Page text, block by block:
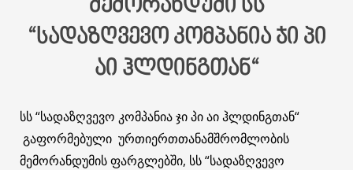
ᲙᲕᲚᲔᲕᲐ
ᲡᲐᲔᲠᲗᲐᲨᲝᲠᲘᲡᲝ
ᲡᲢᲣᲓᲔᲜᲢᲣᲠᲘ ᲪᲮᲝᲕᲠᲔᲑᲐ
მემორანდუმი სს
“სადაზღვევო კომპანია ჯი პი
აი ჰლდინგთან“
სს “სადაზღვევო კომპანია ჯი პი აი ჰლდინგთან“
გაფორმებული ურთიერთთანამშრომლობის
მემორანდუმის ფარგლებში, სს “სადაზღვევო